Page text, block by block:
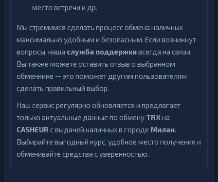
место встречи и др.
Мы стремимся сделать процесс обмена наличных
максимально удобным и безопасным. Если возникнут
вопросы, наша служба поддержкивсегда на связи.
Вы также можете оставить отзыв о выбранном
обменнике — это поможет другим пользователям
сделать правильный выбор.
Наш сервис регулярно обновляется и предлагает
только актуальные данные по обмену TRXна
CASHEUR с выдачей наличных в городе Милан.
Выбирайте выгодный курс, удобное место получения и
обменивайте средства с уверенностью.